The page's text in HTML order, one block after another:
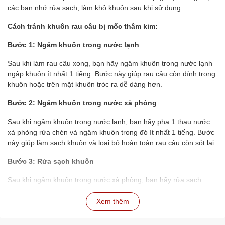
các bạn nhớ rửa sạch, làm khô khuôn sau khi sử dụng.
Cách tránh khuôn rau câu bị mốc thâm kim:
Bước 1: Ngâm khuôn trong nước lạnh
Sau khi làm rau câu xong, bạn hãy ngâm khuôn trong nước lạnh
ngập khuôn ít nhất 1 tiếng. Bước này giúp rau câu còn dính trong
khuôn hoặc trên mặt khuôn tróc ra dễ dàng hơn.
Bước 2: Ngâm khuôn trong nước xà phòng
Sau khi ngâm khuôn trong nước lạnh, bạn hãy pha 1 thau nước
xà phòng rửa chén và ngâm khuôn trong đó ít nhất 1 tiếng. Bước
này giúp làm sạch khuôn và loại bỏ hoàn toàn rau câu còn sót lại.
Bước 3: Rửa sạch khuôn
Sau khi ngâm khuôn trong nước xà phòng, bạn hãy rửa sạch
Bước 4: Phơi khô khuôn
Xem thêm